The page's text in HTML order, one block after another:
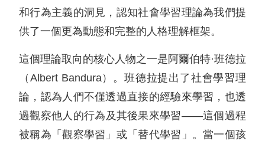
和行為主義的洞見，認知社會學習理論為我們提
供了一個更為動態和完整的人格理解框架。
這個理論取向的核心人物之一是阿爾伯特·班德拉
（Albert Bandura）。班德拉提出了社會學習理
論，認為人們不僅透過直接的經驗來學習，也透
過觀察他人的行為及其後果來學習——這個過程
被稱為「觀察學習」或「替代學習」。當一個孩